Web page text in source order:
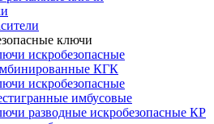
ключи
искробезопасные
КГК
искробезопасные
имбусовые
разводные искробезопасные КР